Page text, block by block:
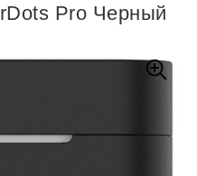
Pro Черный